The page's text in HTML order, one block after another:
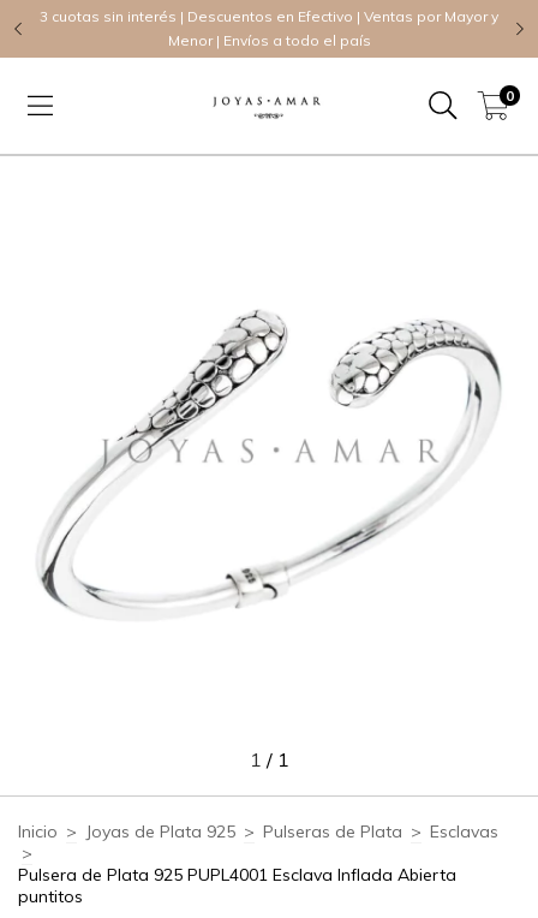
3 cuotas sin interés | Descuentos en Efectivo | Ventas por Mayor y
Menor | Envíos a todo el país
0
1 / 1
Inicio > Joyas de Plata 925 > Pulseras de Plata > Esclavas
>
Pulsera de Plata 925 PUPL4001 Esclava Inflada Abierta
puntitos